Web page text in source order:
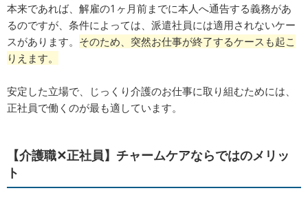
本来であれば、解雇の1ヶ月前までに本人へ通告する義務があ
るのですが、条件によっては、派遣社員には適用されないケー
スがあります。 そのため、突然お仕事が終了するケースも起こ
りえます。
安定した立場で、じっくり介護のお仕事に取り組むためには、
正社員で働くのが最も適しています。
【介護職✕正社員】チャームケアならではのメリッ
ト